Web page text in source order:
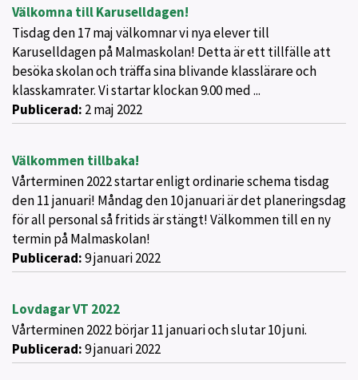
Välkomna till Karuselldagen!
Tisdag den 17 maj välkomnar vi nya elever till
Karuselldagen på Malmaskolan! Detta är ett tillfälle att
besöka skolan och träffa sina blivande klasslärare och
klasskamrater. Vi startar klockan 9.00 med ...
Publicerad: 2 maj 2022
Välkommen tillbaka!
Vårterminen 2022 startar enligt ordinarie schema tisdag
den 11 januari! Måndag den 10 januari är det planeringsdag
för all personal så fritids är stängt! Välkommen till en ny
termin på Malmaskolan!
Publicerad:9 januari 2022
Lovdagar VT 2022
Vårterminen 2022 börjar 11 januari och slutar 10 juni.
Publicerad:9 januari 2022